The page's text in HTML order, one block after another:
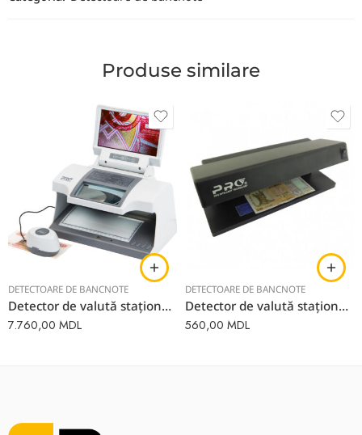
Produse similare
DETECTOARE DE BANCNOTE
Detector de valută staționar PRO CL 16 – LCD
7.760,00 MDL
DETECTOARE DE BANCNOTE
Detector de valută staționar PRO 12 LED
560,00 MDL